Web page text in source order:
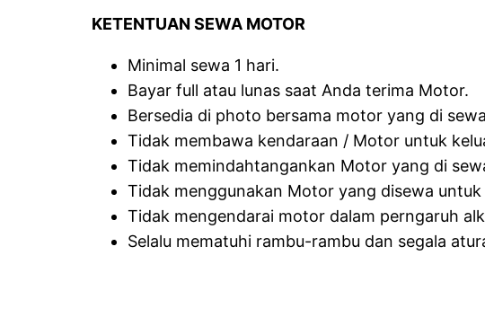
KETENTUAN SEWA MOTOR
Minimal sewa 1 hari.
Bayar full atau lunas saat Anda terima Motor.
Bersedia di photo bersama motor yang di
Tidak membawa kendaraan / Motor untuk
Tidak memindahtangankan Motor yang di
Tidak menggunakan Motor yang disewa
Tidak mengendarai motor dalam perngaruh
Selalu mematuhi rambu-rambu dan segala